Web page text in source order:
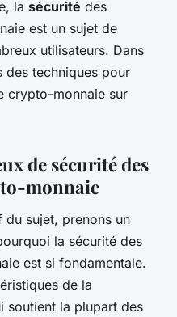
la sécurité des
est un sujet de
utilisateurs. Dans
des techniques pour
crypto-monnaie sur
de sécurité des
monnaie
sujet, prenons un
la sécurité des
est si fondamentale.
de la
soutient la plupart des